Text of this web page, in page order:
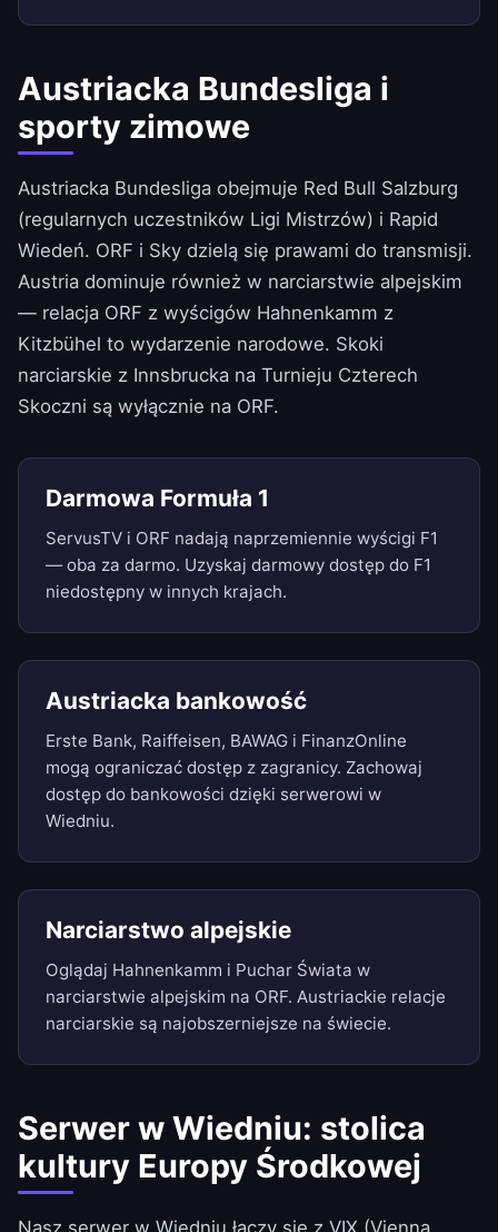
Austriacka Bundesliga i
sporty zimowe
Austriacka Bundesliga obejmuje Red Bull Salzburg
(regularnych uczestników Ligi Mistrzów) i Rapid
Wiedeń. ORF i Sky dzielą się prawami do transmisji.
Austria dominuje również w narciarstwie alpejskim
— relacja ORF z wyścigów Hahnenkamm z
Kitzbühel to wydarzenie narodowe. Skoki
narciarskie z Innsbrucka na Turnieju Czterech
Skoczni są wyłącznie na ORF.
Darmowa Formuła 1
ServusTV i ORF nadają naprzemiennie wyścigi F1
— oba za darmo. Uzyskaj darmowy dostęp do F1
niedostępny w innych krajach.
Austriacka bankowość
Erste Bank, Raiffeisen, BAWAG i FinanzOnline
mogą ograniczać dostęp z zagranicy. Zachowaj
dostęp do bankowości dzięki serwerowi w
Wiedniu.
Narciarstwo alpejskie
Oglądaj Hahnenkamm i Puchar Świata w
narciarstwie alpejskim na ORF. Austriackie relacje
narciarskie są najobszerniejsze na świecie.
Serwer w Wiedniu: stolica
kultury Europy Środkowej